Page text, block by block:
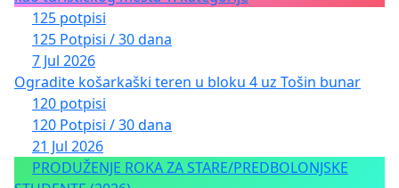
125 potpisi
125 Potpisi / 30 dana
7 Jul 2026
Ogradite košarkaški teren u bloku 4 uz Tošin bunar
120 potpisi
120 Potpisi / 30 dana
21 Jul 2026
PRODUŽENJE ROKA ZA STARE/PREDBOLONJSKE